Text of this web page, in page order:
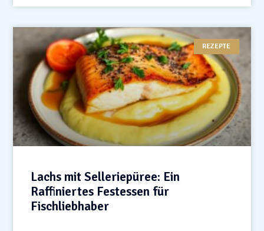
REZEPTE
Lachs mit Selleriepüree: Ein
Raffiniertes Festessen für
Fischliebhaber